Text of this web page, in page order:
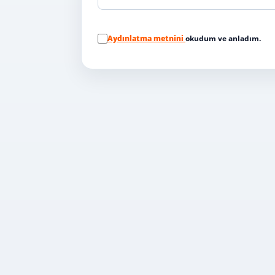
Aydınlatma metniniokudum ve anladım.